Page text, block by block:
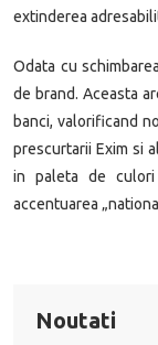
Noutati
extinderea
Odata cu
de brand. Aceasta
banci, valorificand
prescurtarii Exim si
in paleta de
accentuarea